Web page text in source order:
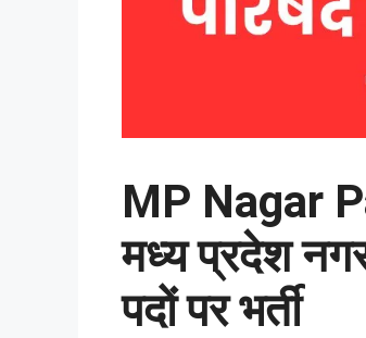
MP Nagar
मध्य प्रदेश नगर
पदों पर भर्ती